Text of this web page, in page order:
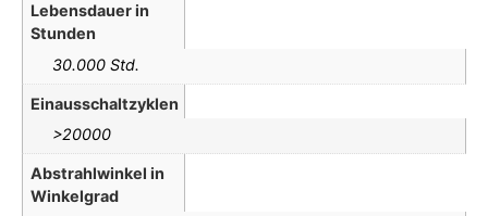
Lebensdauer in
Stunden
30.000 Std.
Einausschaltzyklen
>20000
Abstrahlwinkel in
Winkelgrad